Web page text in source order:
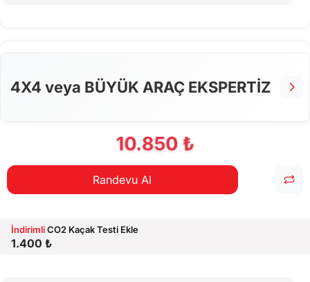
4X4 veya BÜYÜK ARAÇ EKSPERTİZ
10.850 ₺
Randevu Al
İndirimliCO2 Kaçak Testi Ekle
1.400 ₺